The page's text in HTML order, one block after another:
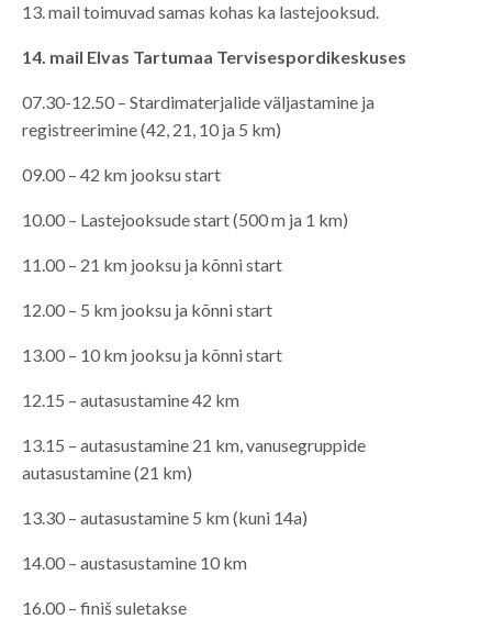
13. mail toimuvad samas kohas ka lastejooksud.
14. mail Elvas Tartumaa Tervisespordikeskuses
07.30-12.50 – Stardimaterjalide väljastamine ja
registreerimine (42, 21, 10 ja 5 km)
09.00 – 42 km jooksu start
10.00 – Lastejooksude start (500 m ja 1 km)
11.00 – 21 km jooksu ja kõnni start
12.00 – 5 km jooksu ja kõnni start
13.00 – 10 km jooksu ja kõnni start
12.15 – autasustamine 42 km
13.15 – autasustamine 21 km, vanusegruppide
autasustamine (21 km)
13.30 – autasustamine 5 km (kuni 14a)
14.00 – austasustamine 10 km
16.00 – finiš suletakse